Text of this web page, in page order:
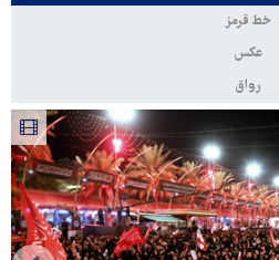
خط قرمز
عکس
رواق